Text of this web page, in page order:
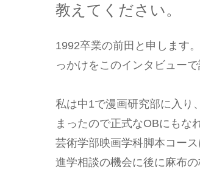
教えてください。
1992卒業の前田と申します
っかけをこのインタビュー
私は中1で漫画研究部に入り
まったので正式なOBにもな
芸術学部映画学科脚本コー
進学相談の機会に後に麻布